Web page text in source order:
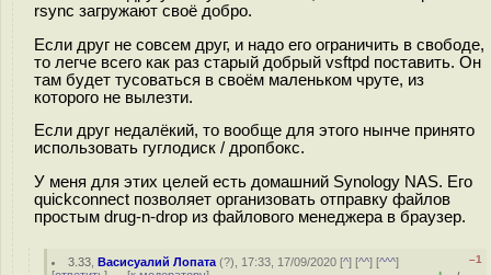
rsync загружают своё добро.
Если друг не совсем друг, и надо его ограничить в свободе,
то легче всего как раз старый добрый vsftpd поставить. Он
там будет тусоваться в своём маленьком чруте, из
которого не вылезти.
Если друг недалёкий, то вообще для этого нынче принято
использовать гуглодиск / дропбокс.
У меня для этих целей есть домашний Synology NAS. Его
quickconnect позволяет организовать отправку файлов
простым drug-n-drop из файлового менеджера в браузер.
3.33 ,Васисуалий Лопата (?), 17:33, 17/09/2020 [^] [^^] [^^^]
–1